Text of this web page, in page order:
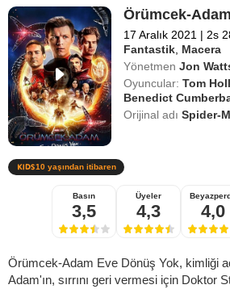
Örümcek-
17 Aralık 2021 | 2s
Fantastik Macera
Yönetmen Jon
Oyuncular: Tom
Benedict
Orijinal adıSpider-
10 yaşından itibaren
Basın
3,5
Üyeler
4,3 4,0
Örümcek-Adam Eve Dönüş Yok, kimliği
Adam'ın, sırrını geri vermesi için Doktor